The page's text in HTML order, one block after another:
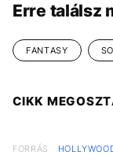
Erre találsz
FANTASY
CIKK
FORRÁS